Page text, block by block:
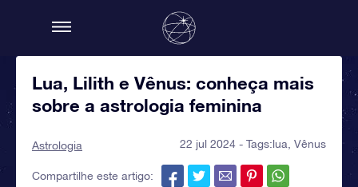
Lua, Lilith e Vênus: conheça mais
sobre a astrologia feminina
Astrologia 22 jul 2024 - Tags:lua Vênus
Compartilhe este artigo: